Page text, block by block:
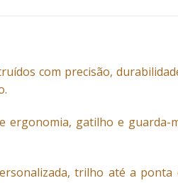
com precisão,
ergonomia, gatilho e guarda-
trilho até a ponta